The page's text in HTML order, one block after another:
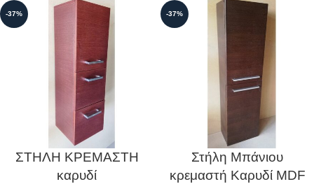
-37%
ΣΤΗΛΗ ΚΡΕΜΑΣΤΗ
καρυδί
-37%
Στήλη Μπάνιου
κρεμαστή Καρυδί MDF